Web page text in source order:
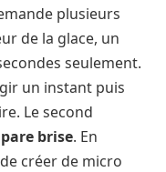
plusieurs
de la glace, un
seulement.
un instant puis
Le second
brise. En
créer de micro